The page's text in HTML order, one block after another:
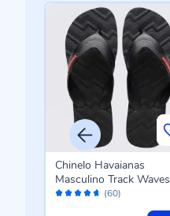
Avaliação: (60)
Chinelo Havaianas
Masculino Track Waves
Preto